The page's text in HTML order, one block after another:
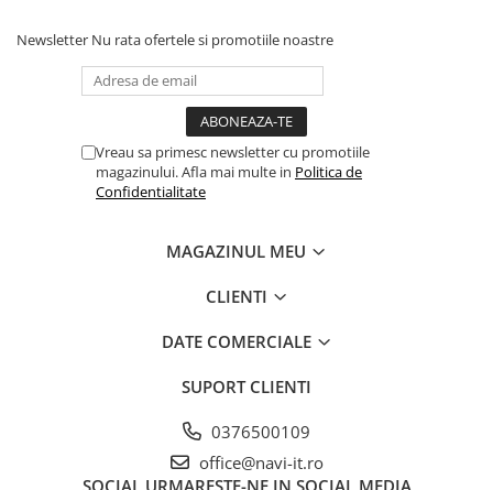
Newsletter Nu rata ofertele si promotiile noastre
Vreau sa primesc newsletter cu promotiile
magazinului. Afla mai multe in Politica de
Confidentialitate
MAGAZINUL MEU
CLIENTI
DATE COMERCIALE
SUPORT CLIENTI
0376500109
office@navi-it.ro
SOCIAL URMARESTE-NE IN SOCIAL MEDIA